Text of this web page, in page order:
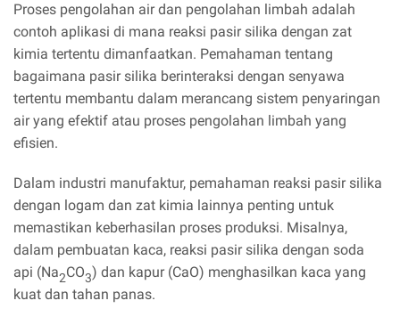
Proses pengolahan air dan pengolahan limbah adalah
contoh aplikasi di mana reaksi pasir silika dengan zat
kimia tertentu dimanfaatkan. Pemahaman tentang
bagaimana pasir silika berinteraksi dengan senyawa
tertentu membantu dalam merancang sistem penyaringan
air yang efektif atau proses pengolahan limbah yang
efisien.
Dalam industri manufaktur, pemahaman reaksi pasir silika
dengan logam dan zat kimia lainnya penting untuk
memastikan keberhasilan proses produksi. Misalnya,
dalam pembuatan kaca, reaksi pasir silika dengan soda
api (Na2CO3) dan kapur (CaO) menghasilkan kaca yang
kuat dan tahan panas.